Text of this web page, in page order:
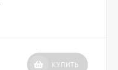
КУПИТЬ